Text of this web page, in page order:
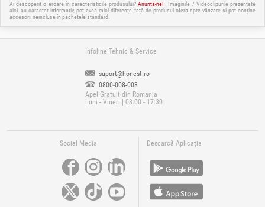
Ai descoperit o eroare în caracteristicile produsului?Anuntă-ne!
Imaginile / Videoclipurile prezentate
aici, au caracter informativ, pot avea mici diferențe față de produsul oferit spre vânzare și pot conține
accesorii neincluse în pachetele standard.
Infoline Tehnic & Service
suport@honest.ro
0800-008-008
Apel Gratuit din Romania
Luni - Vineri | 08:00 - 17:30
Social Media Descarcă Aplicația